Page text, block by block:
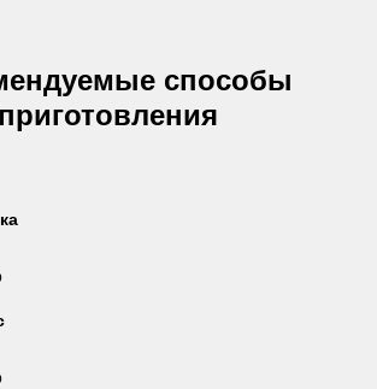
способы
приготовления